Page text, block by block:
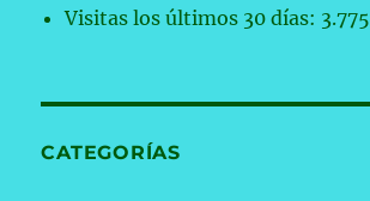
Visitas los últimos 30 días: 3.775
CATEGORÍAS